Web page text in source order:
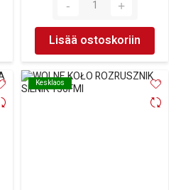
Lisää ostoskoriin
Kesklaos
Kesklaos